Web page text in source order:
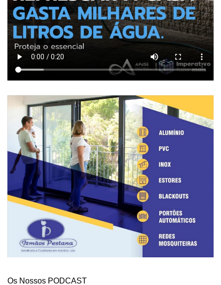
Os Nossos PODCAST